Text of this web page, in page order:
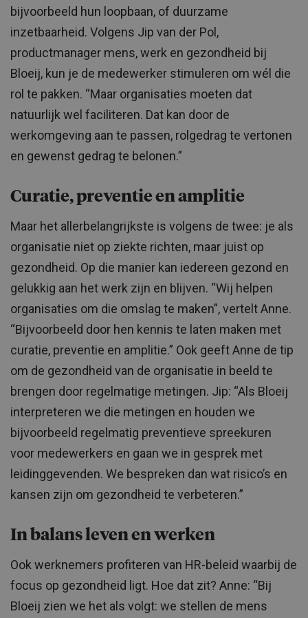
bijvoorbeeld hun loopbaan, of duurzame
inzetbaarheid. Volgens Jip van der Pol,
productmanager mens, werk en gezondheid bij
Bloeij, kun je de medewerker stimuleren om wél die
rol te pakken. “Maar organisaties moeten dat
natuurlijk wel faciliteren. Dat kan door de
werkomgeving aan te passen, rolgedrag te vertonen
en gewenst gedrag te belonen.”
Curatie, preventie en amplitie
Maar het allerbelangrijkste is volgens de twee: je als
organisatie niet op ziekte richten, maar juist op
gezondheid. Op die manier kan iedereen gezond en
gelukkig aan het werk zijn en blijven. “Wij helpen
organisaties om die omslag te maken”, vertelt Anne.
“Bijvoorbeeld door hen kennis te laten maken met
curatie, preventie en amplitie.” Ook geeft Anne de tip
om de gezondheid van de organisatie in beeld te
brengen door regelmatige metingen. Jip: “Als Bloeij
interpreteren we die metingen en houden we
bijvoorbeeld regelmatig preventieve spreekuren
voor medewerkers en gaan we in gesprek met
leidinggevenden. We bespreken dan wat risico’s en
kansen zijn om gezondheid te verbeteren.”
In balans leven en werken
Ook werknemers profiteren van HR-beleid waarbij de
focus op gezondheid ligt. Hoe dat zit? Anne: “Bij
Bloeij zien we het als volgt: we stellen de mens